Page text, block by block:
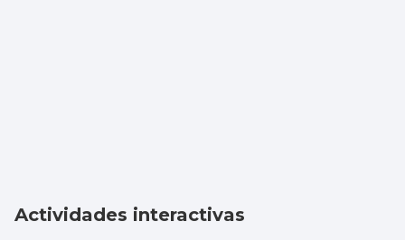
Actividades interactivas